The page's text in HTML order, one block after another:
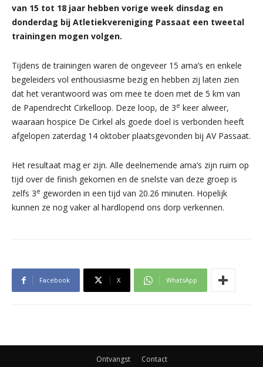
van 15 tot 18 jaar hebben vorige week dinsdag en
donderdag bij Atletiekvereniging Passaat een tweetal
trainingen mogen volgen.
Tijdens de trainingen waren de ongeveer 15 ama’s en enkele
begeleiders vol enthousiasme bezig en hebben zij laten zien
dat het verantwoord was om mee te doen met de 5 km van
de Papendrecht Cirkelloop. Deze loop, de 3e keer alweer,
waaraan hospice De Cirkel als goede doel is verbonden heeft
afgelopen zaterdag 14 oktober plaatsgevonden bij AV Passaat.
Het resultaat mag er zijn. Alle deelnemende ama’s zijn ruim op
tijd over de finish gekomen en de snelste van deze groep is
zelfs 3e geworden in een tijd van 20.26 minuten. Hopelijk
kunnen ze nog vaker al hardlopend ons dorp verkennen.
Facebook X WhatsApp
Ontvangst Contact